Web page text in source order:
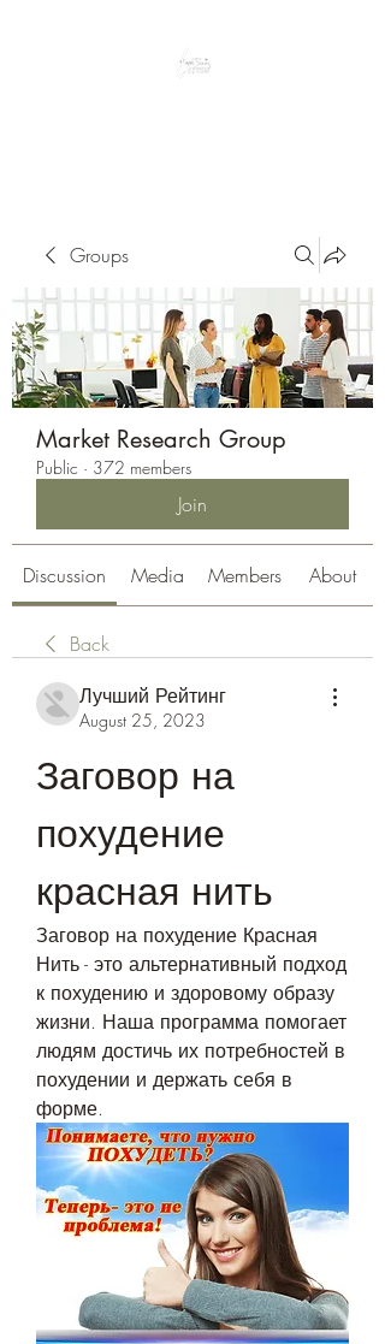
Groups
Market Research Group
Public · 372 members
Join
Discussion Media Members About
Back
Лучший Рейтинг
August 25, 2023
Заговор на
похудение
красная нить
Заговор на похудение Красная
Нить - это альтернативный подход
к похудению и здоровому образу
жизни. Наша программа помогает
людям достичь их потребностей в
похудении и держать себя в
форме.